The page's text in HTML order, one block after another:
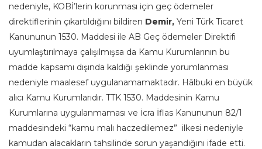
nedeniyle, KOBİ’lerin korunması için geç ödemeler
direktiflerinin çıkartıldığını bildiren Demir, Yeni Türk Ticaret
Kanununun 1530. Maddesi ile AB Geç ödemeler Direktifi
uyumlaştırılmaya çalışılmışsa da Kamu Kurumlarının bu
madde kapsamı dışında kaldığı şeklinde yorumlanması
nedeniyle maalesef uygulanamamaktadır. Hâlbuki en büyük
alıcı Kamu Kurumlarıdır. TTK 1530. Maddesinin Kamu
Kurumlarına uygulanmaması ve İcra İflas Kanununun 82/1
maddesindeki “kamu malı haczedilemez” ilkesi nedeniyle
kamudan alacakların tahsilinde sorun yaşandığını ifade etti.